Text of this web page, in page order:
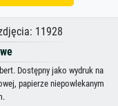
11928
Dostępny jako wydruk na
papierze niepowlekanym